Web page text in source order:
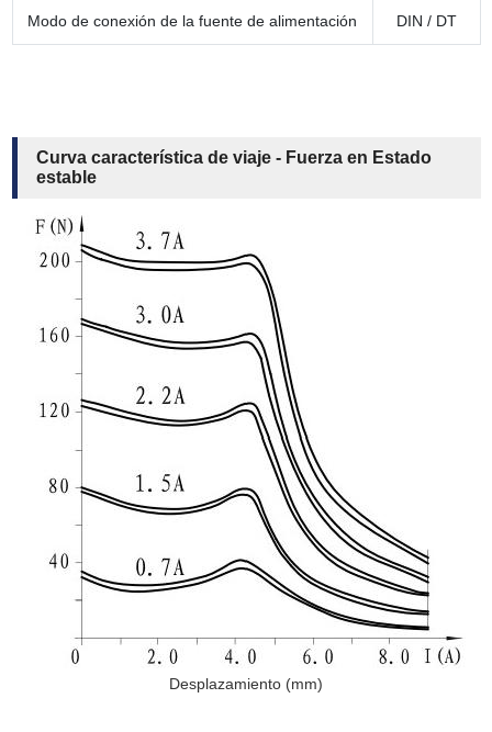
Modo de conexión de la fuente de alimentación DIN / DT
Curva característica de viaje - Fuerza en Estado
estable
Desplazamiento (mm)